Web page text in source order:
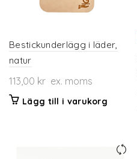
Bestickunderlägg i läder,
natur
113,00 kr ex. moms
Lägg till i varukorg